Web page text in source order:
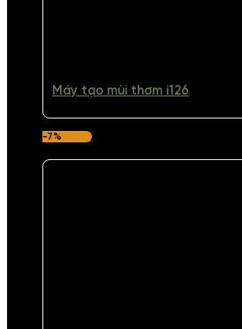
Máy tạo mùi thơm i126
-7%